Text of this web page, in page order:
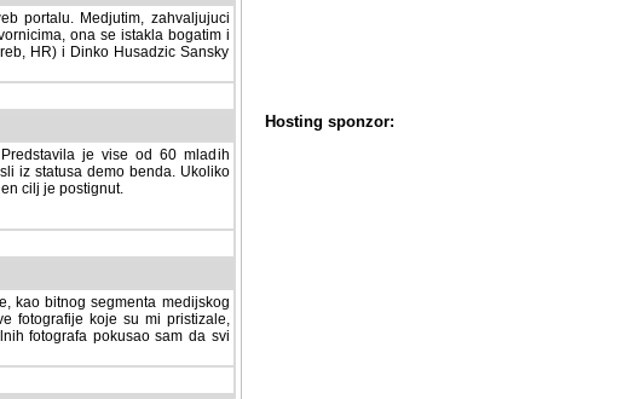
Medjutim, zahvaljujuci veliki
ona se istakla bogatim i
HR) i Dinko Husadzic Sansky
je vise od 60 mladih
statusa demo benda. Ukoliko im
je postignut.
kao bitnog segmenta medijskog
fotografije koje su mi pristizale,
fotografa pokusao sam da svi